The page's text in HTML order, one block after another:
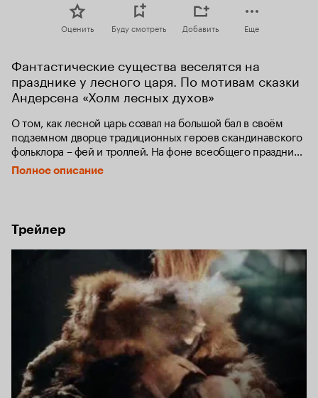
Оценить Буду смотреть Добавить Еще
Фантастические существа веселятся на
празднике у лесного царя. По мотивам сказки
Андерсена «Холм лесных духов»
О том, как лесной царь созвал на большой бал в своём
подземном дворце традиционных героев скандинавского
фольклора – фей и троллей. На фоне всеобщего праздника
развивается лирическая история любви юной лесной феи,
младшей дочери лесного царя, и тролля.
Полное описание
Трейлер